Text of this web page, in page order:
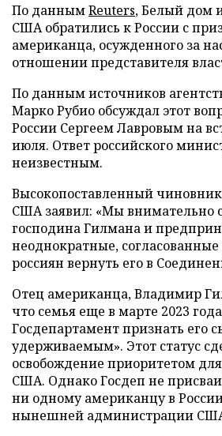
По даннымReuters, Белый дом
США обратились к России с
американца, осужденного за
отношении представителя
По данным источников
Марко Рубио обсуждал этот
России Сергеем Лавровым на
июля. Ответ российского
неизвестным.
Высокопоставленный
США заявил: «Мы внимательно
господина Гилмана и
неоднократные,
россиян вернуть его в
Отец американца, Владимир
что семья еще в марте 2023
Госдепартамент признать его
удерживаемым». Этот статус
освобождение приоритетом
США. Однако Госдеп не
ни одному американцу в
нынешней администрации